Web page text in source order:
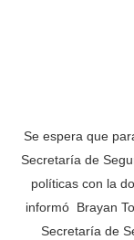
Se espera que
Secretaría de
políticas con la
informó Brayan
Secretaría de